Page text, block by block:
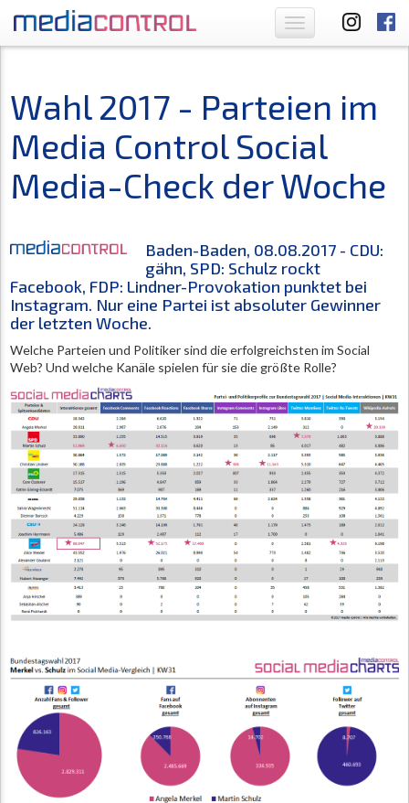
Toggle
navigation
Wahl 2017 - Parteien im
Media Control Social
Media-Check der Woche
Baden-Baden, 08.08.2017 - CDU:
gähn, SPD: Schulz rockt
Facebook, FDP: Lindner-Provokation punktet bei
Instagram. Nur eine Partei ist absoluter Gewinner
der letzten Woche.
Welche Parteien und Politiker sind die erfolgreichsten im Social
Web? Und welche Kanäle spielen für sie die größte Rolle?